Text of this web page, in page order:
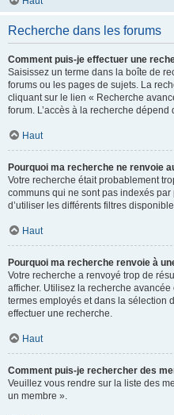
Recherche dans les forums
Comment puis-je effectuer une
Saisissez un terme dans la boîte de
forums ou les pages de sujets. La
cliquant sur le lien « Recherche
forum. L’accès à la recherche dépend
Haut
Pourquoi ma recherche ne renvoie
Votre recherche était probablement
communs qui ne sont pas indexés
d’utiliser les différents filtres
Haut
Pourquoi ma recherche renvoie à
Votre recherche a renvoyé trop de
afficher. Utilisez la recherche
termes employés et dans la sélection
effectuer une recherche.
Haut
Comment puis-je rechercher des
Veuillez vous rendre sur la liste des
un membre ».